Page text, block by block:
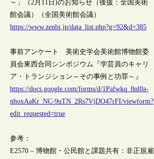
～」（2月11日)のお知らせ（後援：全国美術
館会議）（全国美術館会議）
https://www.zenbi.jp/data_list.php?g=92&d=385
事前アンケート 美術史学会美術館博物館委
員会東西合同シンポジウム『学芸員のキャリ
ア・トランジション～その事例と功罪～』
https://docs.google.com/forms/d/1Pafwkq_8nl0a-
nhoxAaKr_NC-9uTN_2Rs7VjDO47rFI/viewform?
edit_requested=true
参考：
E2570 – 博物館・公民館と課題共有：非正規雇